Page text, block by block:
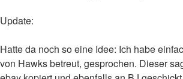
Update:
Hatte da noch so eine Idee: Ich habe
von Hawks betreut, gesprochen. Dieser